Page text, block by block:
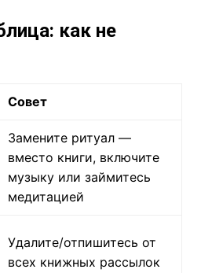
как не
Совет
Замените ритуал —
вместо книги, включите
музыку или займитесь
медитацией
Удалите/отпишитесь от
всех книжных рассылок